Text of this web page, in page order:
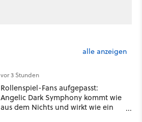
alle anzeigen
vor 3 Stunden
Rollenspiel-Fans aufgepasst:
Angelic Dark Symphony kommt wie
aus dem Nichts und wirkt wie ein